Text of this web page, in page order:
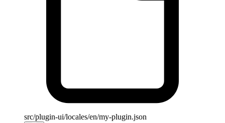
src/plugin-ui/locales/en/my-plugin.json